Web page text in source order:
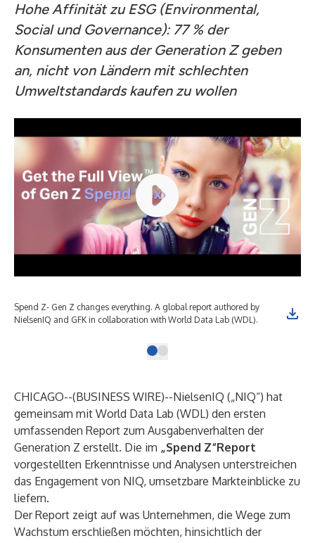
Hohe Affinität zu ESG (Environmental,
Social und Governance): 77 % der
Konsumenten aus der Generation Z geben
an, nicht von Ländern mit schlechten
Umweltstandards kaufen zu wollen
Spend Z- Gen Z changes everything. A global report authored by
NielsenIQ and GFK in collaboration with World Data Lab (WDL).
CHICAGO--(BUSINESS WIRE)--NielsenIQ („NIQ“) hat
gemeinsam mit World Data Lab (WDL) den ersten
umfassenden Report zum Ausgabenverhalten der
Generation Z erstellt. Die im „Spend Z“Report
vorgestellten Erkenntnisse und Analysen unterstreichen
das Engagement von NIQ, umsetzbare Markteinblicke zu
liefern.
Der Report zeigt auf was Unternehmen, die Wege zum
Wachstum erschließen möchten, hinsichtlich der